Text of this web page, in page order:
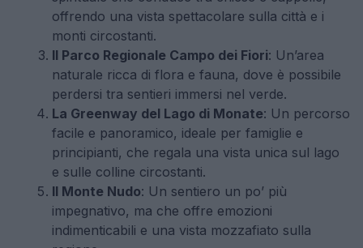
offrendo una vista spettacolare sulla città e i
monti circostanti.
Il Parco Regionale Campo dei Fiori: Un’area
naturale ricca di flora e fauna, dove è possibile
perdersi tra sentieri immersi nel verde.
La Greenway del Lago di Monate: Un percorso
facile e panoramico, ideale per famiglie e
principianti, che regala una vista unica sul lago
e sulle colline circostanti.
Il Monte Nudo: Un sentiero un po’ più
impegnativo, ma che offre emozioni
indimenticabili e una vista mozzafiato sulla